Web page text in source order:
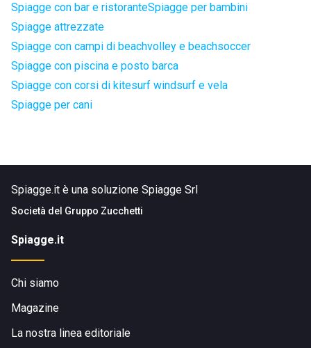
Spiagge con bar e ristoranteSpiagge per bambini
Spiagge attrezzate
Spiagge con campi di beachvolley e beachsoccer
Spiagge con piscina e posto barca
Spiagge con corsi di kitesurf windsurf e vela
Spiagge per cani
Spiagge.it è una soluzione Spiagge Srl
Società del Gruppo Zucchetti
Spiagge.it
Chi siamo
Magazine
La nostra linea editoriale